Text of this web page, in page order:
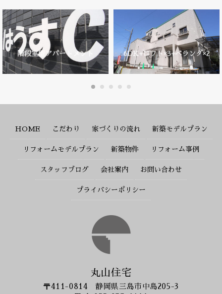
階段室型アパートメント 6DK+ロフト×3+ベランダ×2
HOME こだわり 家づくりの流れ 新築モデルプラン
リフォームモデルプラン 新築物件 リフォーム事例
スタッフブログ 会社案内 お問い合わせ
プライバシーポリシー
丸山住宅
〒411-0814 静岡県三島市中島205-3